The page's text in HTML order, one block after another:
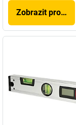
Zobrazit produkt